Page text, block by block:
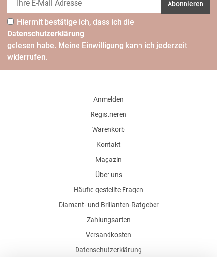
Abonnieren
Hiermit bestätige ich, dass ich die
Daten­schutz­erklärung
gelesen habe. Meine Einwilligung kann ich jederzeit
widerrufen.
Anmelden
Registrieren
Warenkorb
Kontakt
Magazin
Über uns
Häufig gestellte Fragen
Diamant- und Brillanten-Ratgeber
Zahlungsarten
Versandkosten
Datenschutzerklärung